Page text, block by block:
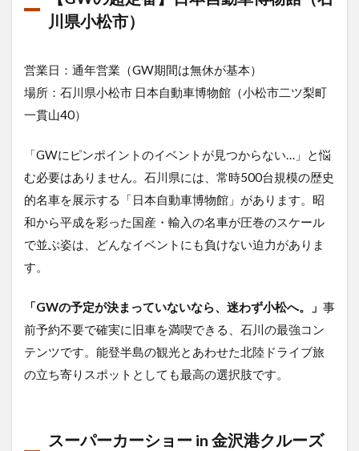
川県小松市）
営業日：通年営業（GW期間は無休が基本）
場所：石川県小松市 日本自動車博物館（小松市二ツ梨町
一貫山40）
「GWにピンポイントのイベントが見つからない…」と悩
む必要はありません。石川県には、常時500台規模の歴史
的名車を展示する「日本自動車博物館」があります。昭
和から平成を彩った国産・輸入の名車が圧巻のスケール
で並ぶ姿は、どんなイベントにも負けない迫力がありま
す。
「GWの予定が決まっていないなら、迷わず小松へ。」 事
前予約不要で確実に旧車を満喫できる、石川の最強コン
テンツです。能登半島の観光とあわせた北陸ドライブ旅
の立ち寄りスポットとしても最高の選択肢です。
スーパーカーショー in 金沢港クルーズ